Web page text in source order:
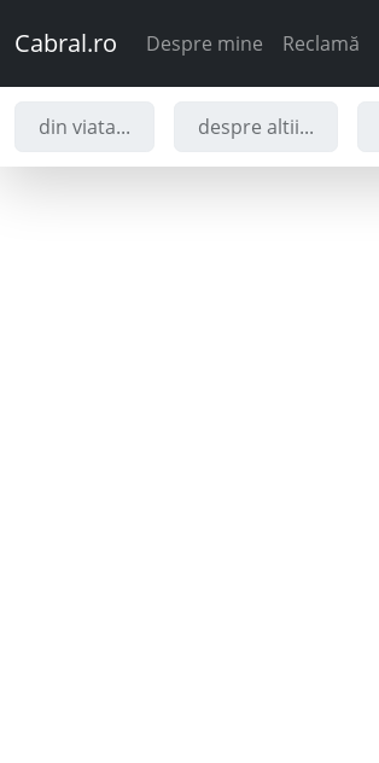
Cabral.ro Despre mine Reclamă
din viata... despre altii...